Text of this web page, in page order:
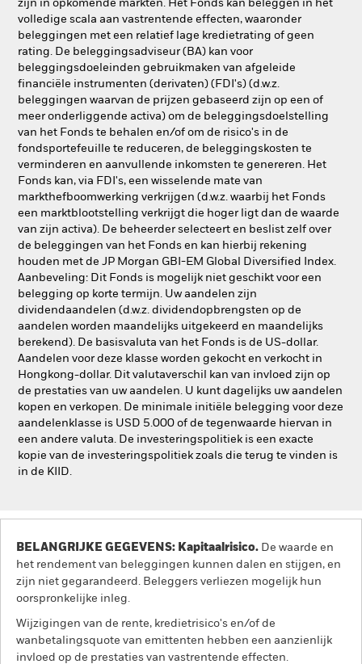
zijn in opkomende markten. Het Fonds kan beleggen in het
volledige scala aan vastrentende effecten, waaronder
beleggingen met een relatief lage kredietrating of geen
rating. De beleggingsadviseur (BA) kan voor
beleggingsdoeleinden gebruikmaken van afgeleide
financiële instrumenten (derivaten) (FDI's) (d.w.z.
beleggingen waarvan de prijzen gebaseerd zijn op een of
meer onderliggende activa) om de beleggingsdoelstelling
van het Fonds te behalen en/of om de risico's in de
fondsportefeuille te reduceren, de beleggingskosten te
verminderen en aanvullende inkomsten te genereren. Het
Fonds kan, via FDI's, een wisselende mate van
markthefboomwerking verkrijgen (d.w.z. waarbij het Fonds
een marktblootstelling verkrijgt die hoger ligt dan de waarde
van zijn activa). De beheerder selecteert en beslist zelf over
de beleggingen van het Fonds en kan hierbij rekening
houden met de JP Morgan GBI-EM Global Diversified Index.
Aanbeveling: Dit Fonds is mogelijk niet geschikt voor een
belegging op korte termijn. Uw aandelen zijn
dividendaandelen (d.w.z. dividendopbrengsten op de
aandelen worden maandelijks uitgekeerd en maandelijks
berekend). De basisvaluta van het Fonds is de US-dollar.
Aandelen voor deze klasse worden gekocht en verkocht in
Hongkong-dollar. Dit valutaverschil kan van invloed zijn op
de prestaties van uw aandelen. U kunt dagelijks uw aandelen
kopen en verkopen. De minimale initiële belegging voor deze
aandelenklasse is USD 5.000 of de tegenwaarde hiervan in
een andere valuta. De investeringspolitiek is een exacte
kopie van de investeringspolitiek zoals die terug te vinden is
in de KIID.
BELANGRIJKE GEGEVENS: Kapitaalrisico. De waarde en
het rendement van beleggingen kunnen dalen en stijgen, en
zijn niet gegarandeerd. Beleggers verliezen mogelijk hun
oorspronkelijke inleg.
Wijzigingen van de rente, kredietrisico's en/of de
wanbetalingsquote van emittenten hebben een aanzienlijk
invloed op de prestaties van vastrentende effecten.